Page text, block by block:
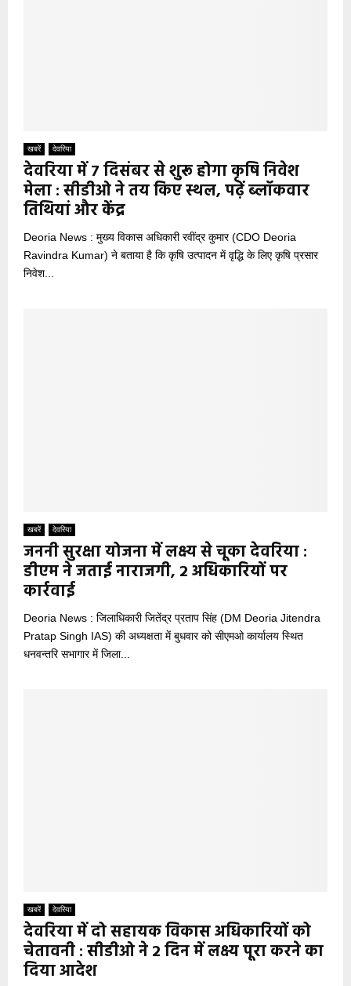
खबरें देवरिया
देवरिया में 7 दिसंबर से शुरू होगा कृषि निवेश
मेला : सीडीओ ने तय किए स्थल, पढ़ें ब्लॉकवार
तिथियां और केंद्र
Deoria News : मुख्य विकास अधिकारी रवींद्र कुमार (CDO Deoria
Ravindra Kumar) ने बताया है कि कृषि उत्पादन में वृद्धि के लिए कृषि प्रसार
निवेश...
खबरें देवरिया
जननी सुरक्षा योजना में लक्ष्य से चूका देवरिया :
डीएम ने जताई नाराजगी, 2 अधिकारियों पर
कार्रवाई
Deoria News : जिलाधिकारी जितेंद्र प्रताप सिंह (DM Deoria Jitendra
Pratap Singh IAS) की अध्यक्षता में बुधवार को सीएमओ कार्यालय स्थित
धनवन्तरि सभागार में जिला...
खबरें देवरिया
देवरिया में दो सहायक विकास अधिकारियों को
चेतावनी : सीडीओ ने 2 दिन में लक्ष्य पूरा करने का
दिया आदेश